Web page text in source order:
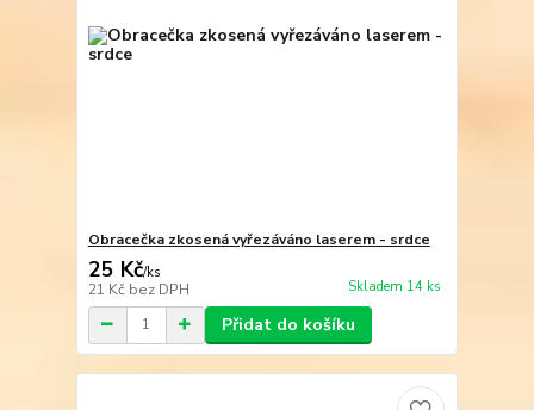
Obracečka zkosená vyřezáváno laserem - srdce
25 Kč/ks
21 Kč bez DPH Skladem 14 ks
Přidat do košíku